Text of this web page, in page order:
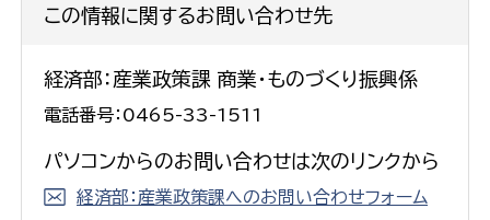
この情報に関するお問い合わせ先
経済部：産業政策課 商業・ものづくり振興係
電話番号：0465-33-1511
パソコンからのお問い合わせは次のリンクから
経済部：産業政策課へのお問い合わせフォーム